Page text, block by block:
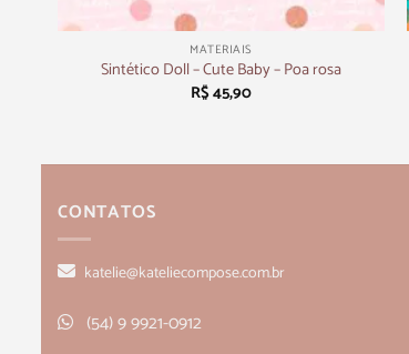
MATERIAIS
Sintético Doll – Cute Baby – Poa rosa
R$45,90
CONTATOS
katelie@kateliecompose.com.br
(54) 9 9921-0912